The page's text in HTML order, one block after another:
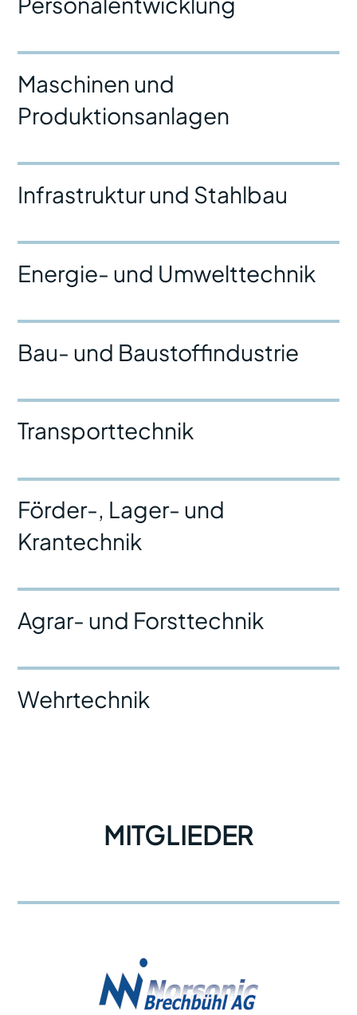
Maschinen und
Produktionsanlagen
Infrastruktur und Stahlbau
Energie- und Umwelttechnik
Bau- und Baustoffindustrie
Transporttechnik
Förder-, Lager- und
Krantechnik
Agrar- und Forsttechnik
Wehrtechnik
MITGLIEDER